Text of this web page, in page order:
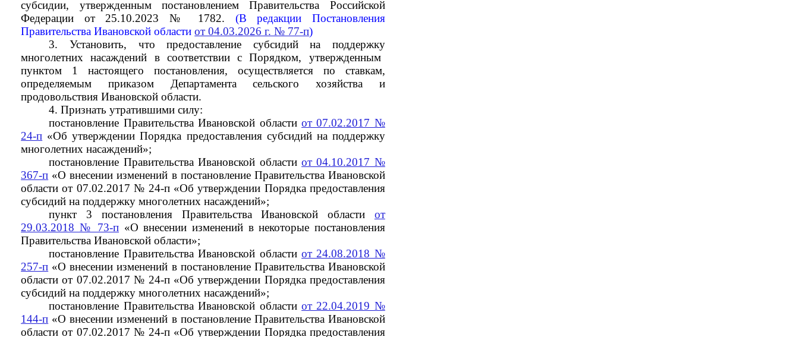
субсидии, утвержденным постановлением Правительства Российской
Федерации от 25.10.2023 № 1782. (В редакции Постановления
Правительства Ивановской областиот 04.03.2026 г. № 77-п)
3.Установить, что предоставление субсидий на поддержку
многолетних насаждений в соответствии с Порядком, утвержденным
пунктом 1 настоящего постановления, осуществляется по ставкам,
определяемым приказом Департамента сельского хозяйства и
продовольствия Ивановской области.
4. Признать утратившими силу:
постановление Правительства Ивановской областиот 07.02.2017 №
24-п «Об утверждении Порядка предоставления субсидий на поддержку
многолетних насаждений»;
постановление Правительства Ивановской областиот 04.10.2017 №
367-п «О внесении изменений в постановление Правительства Ивановской
области от 07.02.2017 № 24-п «Об утверждении Порядка предоставления
субсидий на поддержку многолетних насаждений»;
пункт 3 постановления Правительства Ивановской области от
29.03.2018 № 73-п «О внесении изменений в некоторые постановления
Правительства Ивановской области»;
постановление Правительства Ивановской областиот 24.08.2018 №
257-п «О внесении изменений в постановление Правительства Ивановской
области от 07.02.2017 № 24-п «Об утверждении Порядка предоставления
субсидий на поддержку многолетних насаждений»;
постановление Правительства Ивановской областиот 22.04.2019 №
144-п «О внесении изменений в постановление Правительства Ивановской
области от 07.02.2017 № 24-п «Об утверждении Порядка предоставления